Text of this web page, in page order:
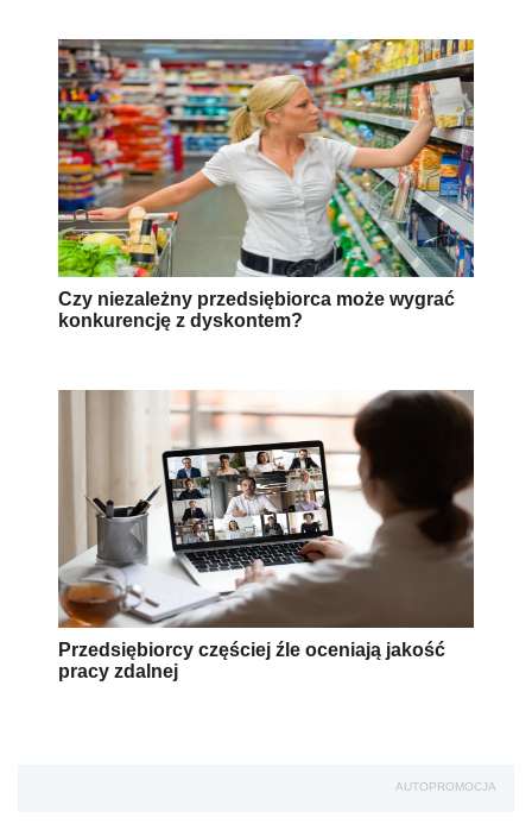
Czy niezależny przedsiębiorca może wygrać
konkurencję z dyskontem?
Przedsiębiorcy częściej źle oceniają jakość
pracy zdalnej
AUTOPROMOCJA